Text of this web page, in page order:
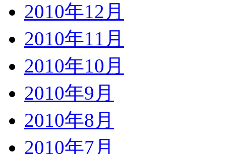
2010年12月
2010年11月
2010年10月
2010年9月
2010年8月
2010年7月